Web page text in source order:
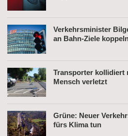
Verkehrsminister
an Bahn-Ziele
Transporter kollidiert
Mensch verletzt
Grüne: Neuer
fürs Klima tun